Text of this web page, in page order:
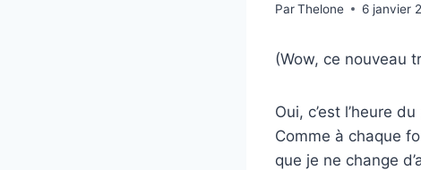
ParThelone 6 janvier
(Wow, ce nouveau
Oui, c’est l’heure
Comme à chaque
que je ne change